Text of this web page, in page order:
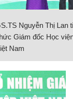
Nguyễn Thị Lan
Giám đốc Học
Nam